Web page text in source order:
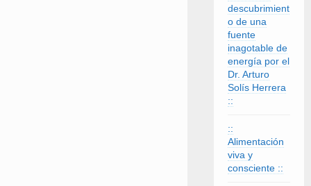
descubrimient
o de una
fuente
inagotable de
energía por el
Dr. Arturo
Solís Herrera
::
::
Alimentación
viva y
consciente ::